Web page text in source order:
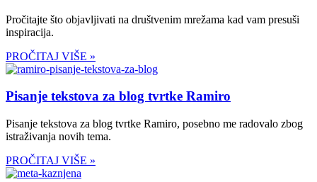
Pročitajte što objavljivati na društvenim mrežama kad vam presuši
inspiracija.
PROČITAJ VIŠE »
Pisanje tekstova za blog tvrtke Ramiro
Pisanje tekstova za blog tvrtke Ramiro, posebno me radovalo zbog
istraživanja novih tema.
PROČITAJ VIŠE »